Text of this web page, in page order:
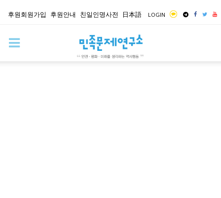
후원회원가입 후원안내 친일인명사전 日本語 LOGIN